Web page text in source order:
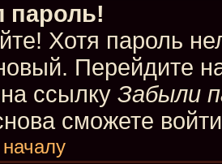
пароль!
Хотя пароль
Перейдите
ссылку Забыли
сможете